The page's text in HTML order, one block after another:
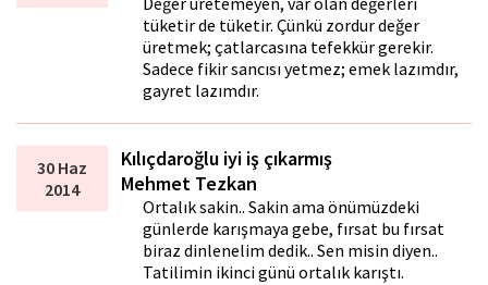
tüketir de tüketir. Çünkü zordur değer
üretmek; çatlarcasına tefekkür gerekir.
Sadece fikir sancısı yetmez; emek lazımdır,
gayret lazımdır.
30 Haz
2014
Kılıçdaroğlu iyi iş çıkarmış
Mehmet Tezkan
Ortalık sakin.. Sakin ama önümüzdeki
günlerde karışmaya gebe, fırsat bu fırsat
biraz dinlenelim dedik.. Sen misin diyen..
Tatilimin ikinci günü ortalık karıştı.